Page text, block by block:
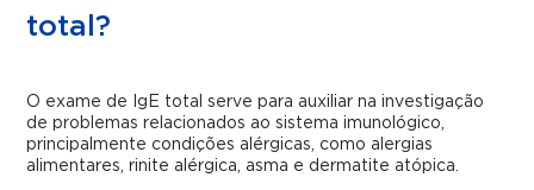
total?
O exame de IgE total serve para auxiliar na investigação
de problemas relacionados ao sistema imunológico,
principalmente condições alérgicas, como alergias
alimentares, rinite alérgica, asma e dermatite atópica.